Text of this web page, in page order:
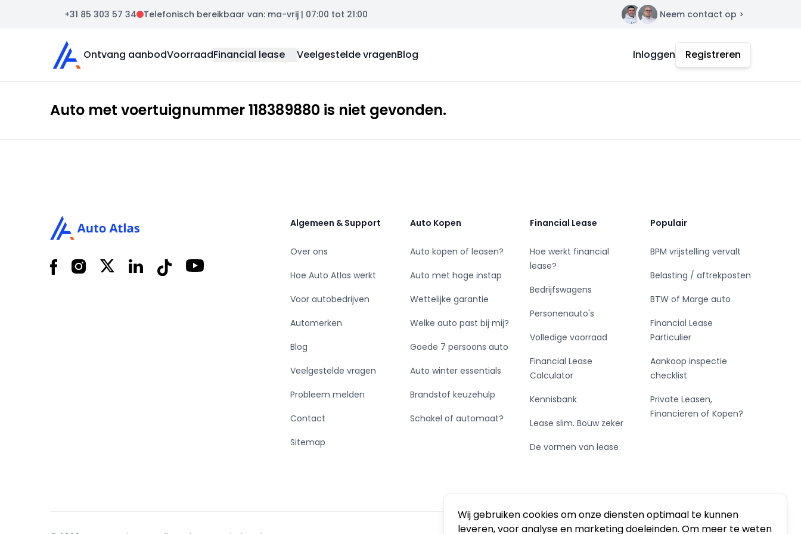
Wij gebruiken cookies om onze diensten optimaal te kunnen
leveren, voor analyse en marketing doeleinden. Om meer te weten
+31 85 303 57 34 Telefonisch bereikbaar van: ma-vrij | 07:00 tot 21:00 Contact Neem contact op >
Auto Atlas
Ontvang aanbodVoorraadFinancial lease Veelgestelde vragenBlog Inloggen Registreren
Auto met voertuignummer 118389880 is niet gevonden.
FacebookInstagram
X LinkedInTiktok YouTube
Algemeen & Support
Over ons
Hoe Auto Atlas werkt
Voor autobedrijven
Automerken
Blog
Veelgestelde vragen
Probleem melden
Contact
Sitemap
Auto Kopen
Auto kopen of leasen?
Auto met hoge instap
Wettelijke garantie
Welke auto past bij mij?
Goede 7 persoons auto
Auto winter essentials
Brandstof keuzehulp
Schakel of automaat?
Financial Lease
Hoe werkt financial
lease?
Bedrijfswagens
Personenauto's
Volledige voorraad
Financial Lease
Calculator
Kennisbank
Lease slim. Bouw zeker
De vormen van lease
Populair
BPM vrijstelling vervalt
Belasting / aftrekposten
BTW of Marge auto
Financial Lease
Particulier
Aankoop inspectie
checklist
Private Leasen,
Financieren of Kopen?